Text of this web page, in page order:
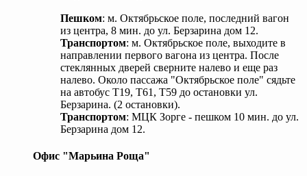
Пешком: м. Октябрьское поле, последний вагон
из центра, 8 мин. до ул. Берзарина дом 12.
Транспортом: м. Октябрьское поле, выходите в
направлении первого вагона из центра. После
стеклянных дверей сверните налево и еще раз
налево. Около пассажа "Октябрьское поле" сядьте
на автобус Т19, Т61, Т59 до остановки ул.
Берзарина. (2 остановки).
Транспортом: МЦК Зорге - пешком 10 мин. до ул.
Берзарина дом 12.
Офис "Марьина Роща"